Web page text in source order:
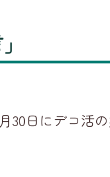
30日にデコ活